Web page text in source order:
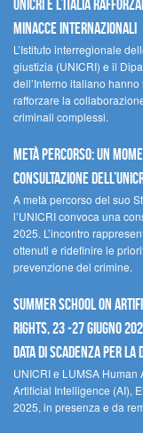
UNICRI e l’Italia
minacce internazionali
L’Istituto interregionale
giustizia (UNICRI) e il
dell’Interno italiano
rafforzare la
criminali complessi.
Metà percorso: un
Consultazione
A metà percorso del suo
l’UNICRI convoca una
2025. L’incontro
ottenuti e ridefinire le
prevenzione del crimine.
Summer School on
Rights, 23 -27 giugno
Data di scadenza per la
UNICRI e LUMSA
Artificial Intelligence (AI),
2025, in presenza e da